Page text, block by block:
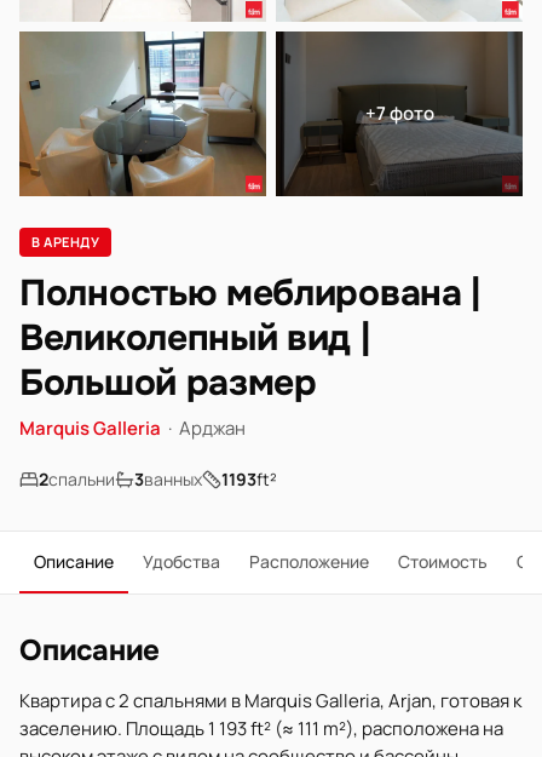
+7 фото
В АРЕНДУ
Полностью меблирована |
Великолепный вид |
Большой размер
Marquis Galleria · Арджан
2спальни 3ванных 1193ft²
Описание Удобства Расположение Стоимость О
Описание
Квартира с 2 спальнями в Marquis Galleria, Arjan, готовая к
заселению. Площадь 1 193 ft² (≈ 111 m²), расположена на